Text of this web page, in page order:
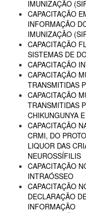
IMUNIZAÇÃO
CAPACITAÇÃO
INFORMAÇÃO
IMUNIZAÇÃO
CAPACITAÇÃO
SISTEMAS DE
CAPACITAÇÃO
CAPACITAÇÃO
TRANSMITIDAS
CAPACITAÇÃO
TRANSMITIDAS
CHIKUNGUNYA
CAPACITAÇÃO
CRMI, DO
LIQUOR DAS
NEUROSSÍFILIS
CAPACITAÇÃO
INTRAÓSSEO
CAPACITAÇÃO
DECLARAÇÃO
INFORMAÇÃO